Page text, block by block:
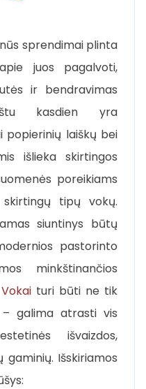
sprendimai plinta
juos pagalvoti,
ir bendravimas
kasdien yra
popierinių laiškų bei
išlieka skirtingos
poreikiams
tipų vokų.
siuntinys būtų
pastorinto
minkštinančios
Vokai turi būti ne tik
galima atrasti vis
išvaizdos,
Išskiriamos